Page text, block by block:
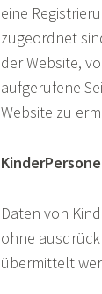
eine
zugeordnet
der Website,
aufgerufene
Website zu
Daten von
ohne
übermittelt